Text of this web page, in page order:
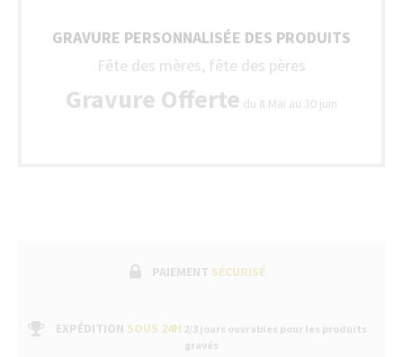
GRAVURE PERSONNALISÉE DES PRODUITS
Fête des mères, fête des pères
Gravure Offerte du 8 Mai au 30 juin
PAIEMENT SÉCURISÉ
EXPÉDITION SOUS 24H 2/3 jours ouvrables pour les produits
gravés